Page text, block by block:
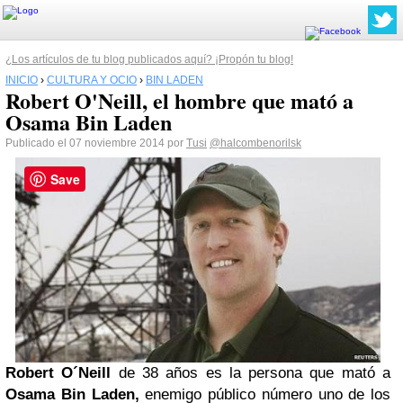
¿Los artículos de tu blog publicados aquí? ¡Propón tu blog!
INICIO › CULTURA Y OCIO › BIN LADEN
Robert O'Neill, el hombre que mató a
Osama Bin Laden
Publicado el 07 noviembre 2014 por Tusi @halcombenorilsk
Robert O´Neill de 38 años es la persona que mató a
Osama Bin Laden, enemigo público número uno de los
Save